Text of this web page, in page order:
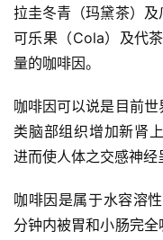
拉圭冬青（玛黛茶）及
可乐果（Cola）及代
量的咖啡因。
咖啡因可以说是目前
类脑部组织增加新肾
进而使人体之交感神经
咖啡因是属于水容溶
分钟内被胃和小肠完